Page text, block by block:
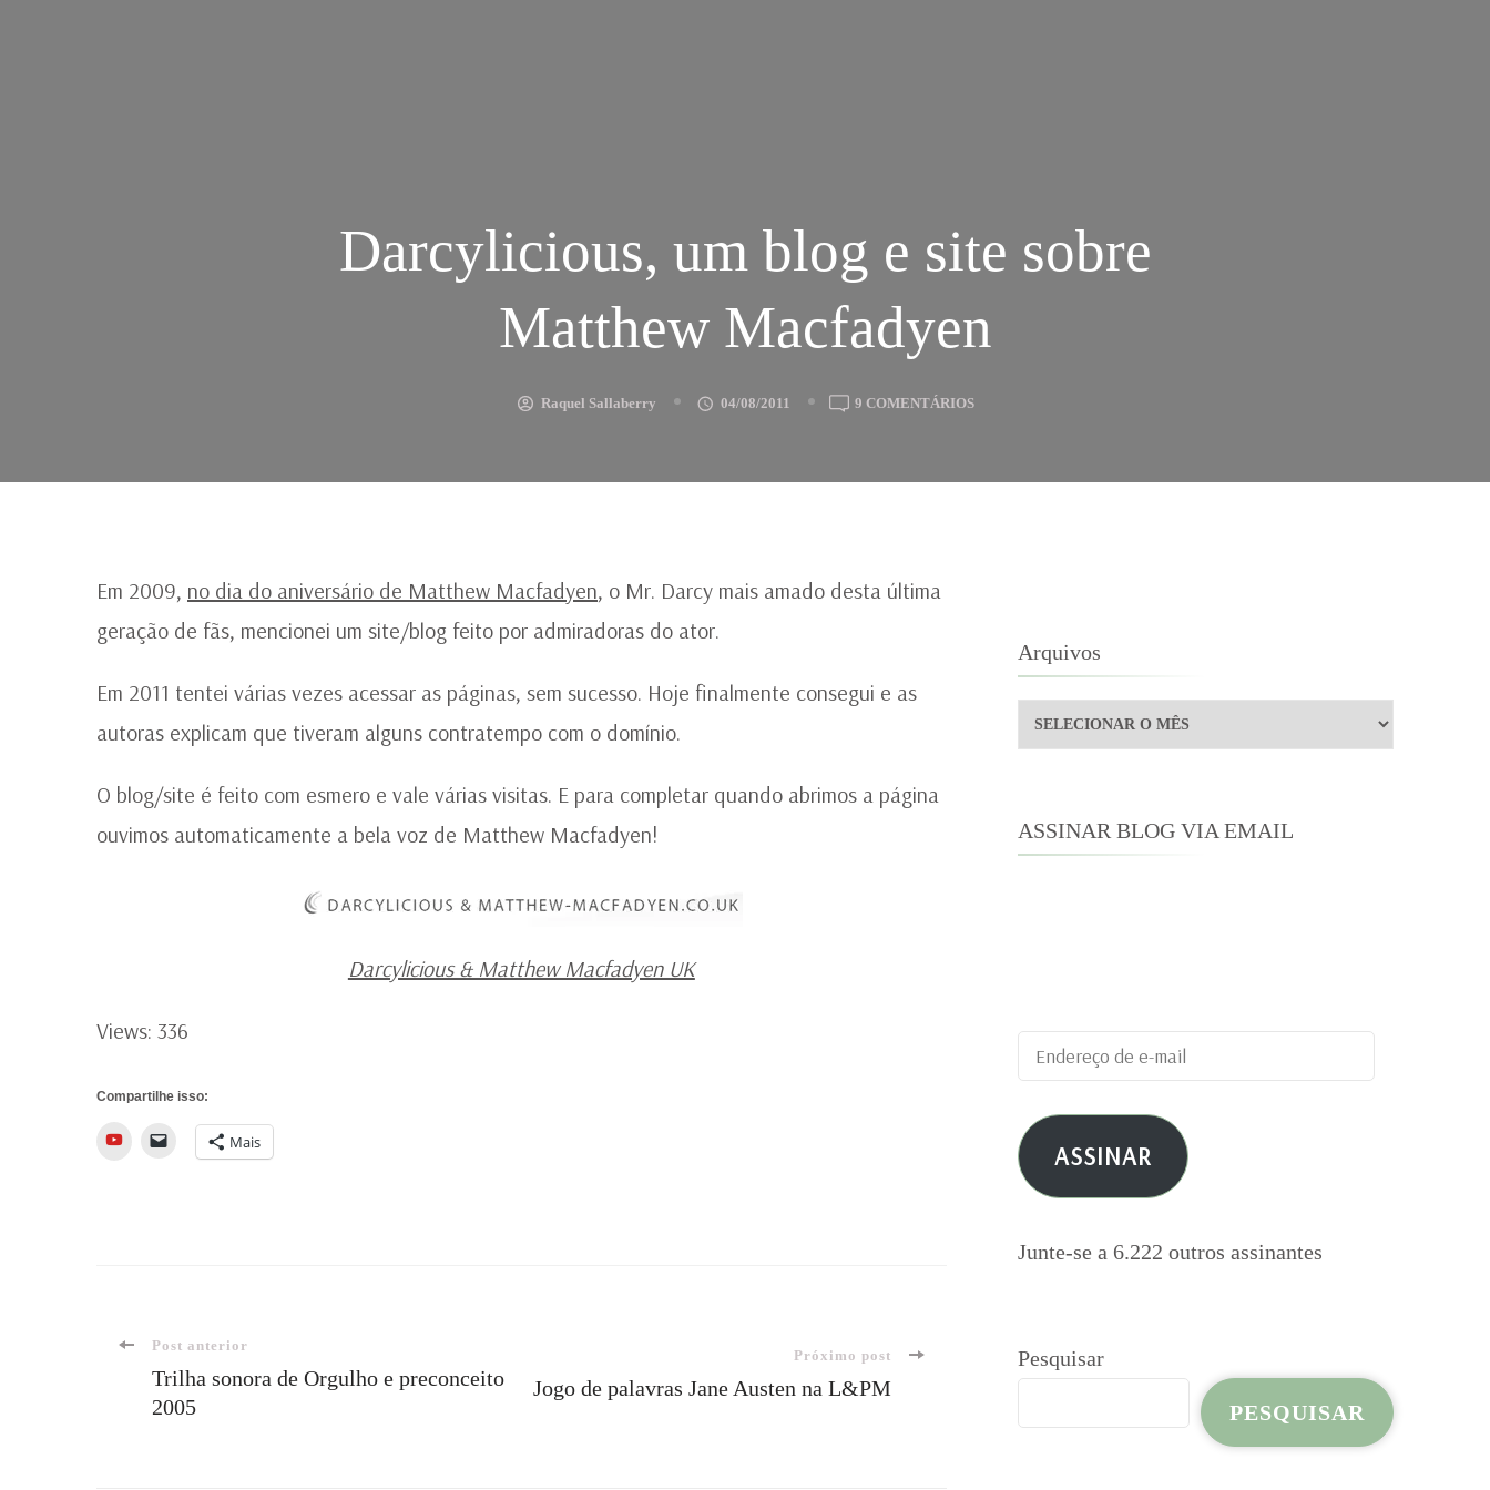
Darcylicious, um blog e site sobre
Matthew Macfadyen
Raquel Sallaberry 04/08/2011 9 COMENTÁRIOSEM
BLOG
Em 2009, no dia do aniversário de Matthew Macfadyen, o Mr. Darcy mais amado desta última
geração de fãs, mencionei um site/blog feito por admiradoras do ator.
Em 2011 tentei várias vezes acessar as páginas, sem sucesso. Hoje finalmente consegui e as
autoras explicam que tiveram alguns contratempo com o domínio.
O blog/site é feito com esmero e vale várias visitas. E para completar quando abrimos a página
ouvimos automaticamente a bela voz de Matthew Macfadyen!
Darcylicious & Matthew Macfadyen UK
Views: 336
Compartilhe isso:
YouTube Mais
Navegação
Post anterior
Trilha sonora de Orgulho e preconceito
2005
Próximo post
Jogo de palavras Jane Austen na L&PM
Arquivos
Arquivos
ASSINAR BLOG VIA EMAIL
Endereço
de
e-
mail ASSINAR
Junte-se a 6.222 outros assinantes
Pesquisar
PESQUISAR